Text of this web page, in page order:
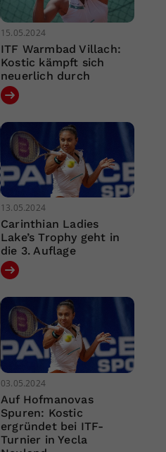
15.05.2024
ITF Warmbad Villach:
Kostic kämpft sich
neuerlich durch
13.05.2024
Carinthian Ladies
Lake’s Trophy geht in
die 3. Auflage
03.05.2024
Auf Hofmanovas
Spuren: Kostic
ergründet bei ITF-
Turnier in Yecla